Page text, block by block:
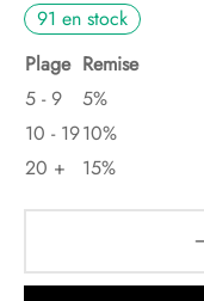
91 en stock
Plage Remise
5 - 9
5%
10 - 1910%
20 +
15%